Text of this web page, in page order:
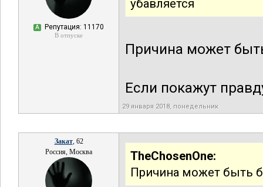
А Репутация: 11170
В отпуске
убавляется
Причина может
Если покажут
29 января 2018, понедельник
Закат, 62
Россия, Москва
TheChosenOne:
Причина может быть